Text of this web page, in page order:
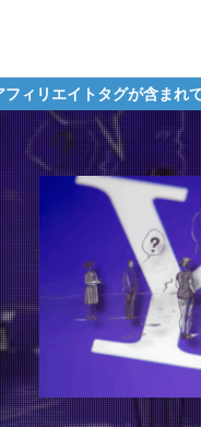
まれており、それらの購